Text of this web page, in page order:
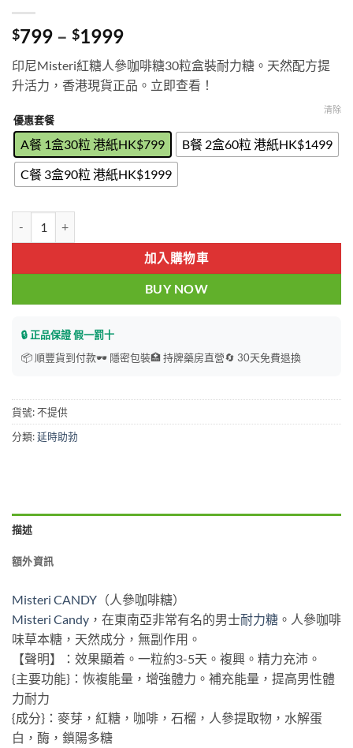
$799 – $1999Price
range:
$799
through
印尼Misteri紅糖人參咖啡糖30粒盒裝耐力糖。天然配方提
升活力，香港現貨正品。立即查看！
優惠套餐
A餐 1盒30粒 港紙HK$799
B餐 2盒60粒 港紙HK$1499
C餐 3盒90粒 港紙HK$1999
清除
加入購物車
BUY NOW
🔒 正品保證 假一罰十
📦 順豐貨到付款🕶️ 隱密包裝🏥 持牌藥房直營🔄 30天免費退換
貨號:不提供
分類:延時助勃
描述
額外資訊
Misteri CANDY （人參咖啡糖）
Misteri Candy ，在東南亞非常有名的男士耐力糖 。人參咖啡
味草本糖，天然成分，無副作用。
【聲明】：效果顯着。一粒約3-5天。複興。精力充沛。
{主要功能}：恢複能量，增強體力。補充能量，提高男性體
力耐力
{成分}：麥芽，紅糖，咖啡，石榴，人參提取物，水解蛋
白，酶，鎖陽多糖